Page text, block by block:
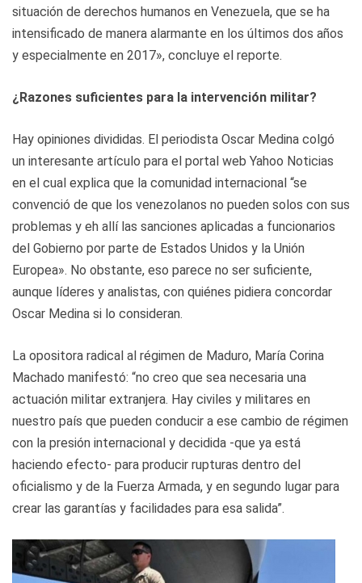
situación de derechos humanos en Venezuela, que se ha
intensificado de manera alarmante en los últimos dos años
y especialmente en 2017», concluye el reporte.
¿Razones suficientes para la intervención militar?
Hay opiniones divididas. El periodista Oscar Medina colgó
un interesante artículo para el portal web Yahoo Noticias
en el cual explica que la comunidad internacional “se
convenció de que los venezolanos no pueden solos con sus
problemas y eh allí las sanciones aplicadas a funcionarios
del Gobierno por parte de Estados Unidos y la Unión
Europea». No obstante, eso parece no ser suficiente,
aunque líderes y analistas, con quiénes pidiera concordar
Oscar Medina si lo consideran.
La opositora radical al régimen de Maduro, María Corina
Machado manifestó: “no creo que sea necesaria una
actuación militar extranjera. Hay civiles y militares en
nuestro país que pueden conducir a ese cambio de régimen
con la presión internacional y decidida -que ya está
haciendo efecto- para producir rupturas dentro del
oficialismo y de la Fuerza Armada, y en segundo lugar para
crear las garantías y facilidades para esa salida”.